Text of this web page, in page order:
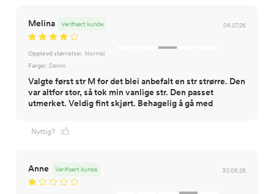
Melina 04.07.26
Verifisert kunde
Opplevd størrelse: Normal
Farge: Denim
Valgte først str M for det blei anbefalt en str strørre. Den
var altfor stor, så tok min vanlige str. Den passet
utmerket. Veldig fint skjørt. Behagelig å gå med
Nyttig?
Anne 30.06.26
Verifisert kunde